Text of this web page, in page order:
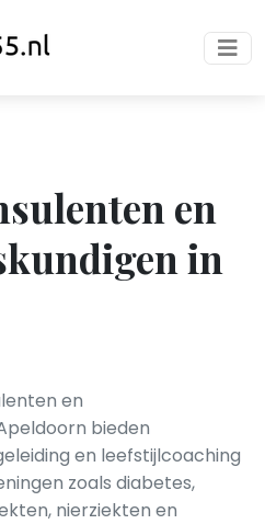
en
in
en
bieden
en leefstijlcoaching
zoals diabetes,
nierziekten en